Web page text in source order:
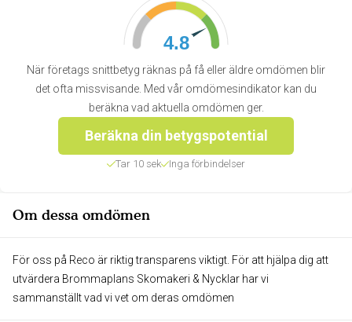
4.8
När företags snittbetyg räknas på få eller äldre omdömen blir
det ofta missvisande. Med vår omdömesindikator kan du
beräkna vad aktuella omdömen ger.
Beräkna din betygspotential
Tar 10 sek Inga förbindelser
Om dessa omdömen
För oss på Reco är riktig transparens viktigt. För att hjälpa dig att
utvärdera Brommaplans Skomakeri & Nycklar har vi
sammanställt vad vi vet om deras omdömen